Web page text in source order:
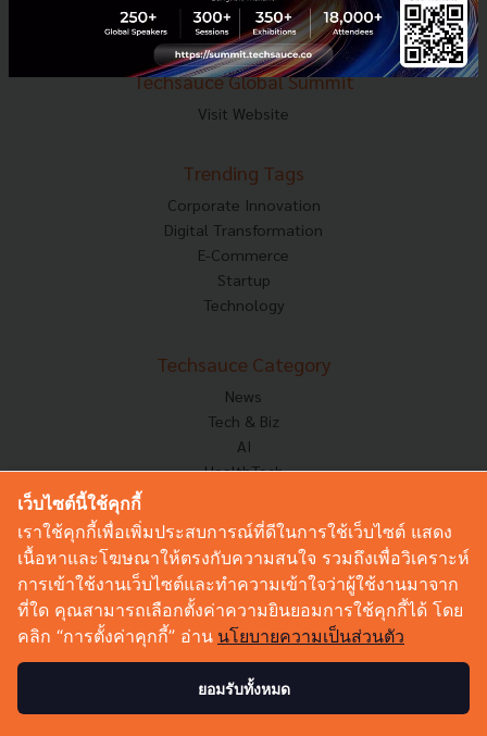
ส่งบทความ
Techsauce Global Summit
Visit Website
Trending Tags
Corporate Innovation
Digital Transformation
E-Commerce
Startup
Technology
Techsauce Category
News
Tech & Biz
AI
HealthTech
Corp Innov
Saucy Thoughts
Based On
Sustainable
Videos
Podcast
เว็บไซต์นี้ใช้คุกกี้
เราใช้คุกกี้เพื่อเพิ่มประสบการณ์ที่ดีในการใช้เว็บไซต์ แสดง
เนื้อหาและโฆษณาให้ตรงกับความสนใจ รวมถึงเพื่อวิเคราะห์
การเข้าใช้งานเว็บไซต์และทำความเข้าใจว่าผู้ใช้งานมาจาก
ที่ใด คุณสามารถเลือกตั้งค่าความยินยอมการใช้คุกกี้ได้ โดย
คลิก “การตั้งค่าคุกกี้” อ่าน นโยบายความเป็นส่วนตัว
ยอมรับทั้งหมด